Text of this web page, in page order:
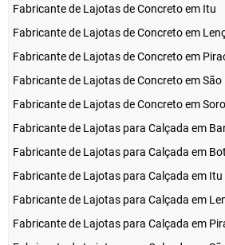
Fabricante de Lajotas de Concreto em Itu
Fabricante de Lajotas de Concreto em
Fabricante de Lajotas de Concreto em
Fabricante de Lajotas de Concreto em São
Fabricante de Lajotas de Concreto em
Fabricante de Lajotas para Calçada em
Fabricante de Lajotas para Calçada em
Fabricante de Lajotas para Calçada em Itu
Fabricante de Lajotas para Calçada em
Fabricante de Lajotas para Calçada em